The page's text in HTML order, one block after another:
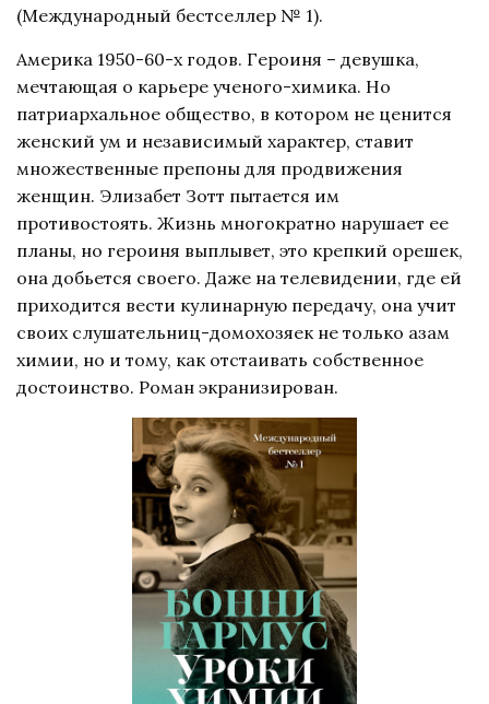
(Международный бестселлер № 1).
Америка 1950-60-х годов. Героиня – девушка,
мечтающая о карьере ученого-химика. Но
патриархальное общество, в котором не ценится
женский ум и независимый характер, ставит
множественные препоны для продвижения
женщин. Элизабет Зотт пытается им
противостоять. Жизнь многократно нарушает ее
планы, но героиня выплывет, это крепкий орешек,
она добьется своего. Даже на телевидении, где ей
приходится вести кулинарную передачу, она учит
своих слушательниц-домохозяек не только азам
химии, но и тому, как отстаивать собственное
достоинство. Роман экранизирован.